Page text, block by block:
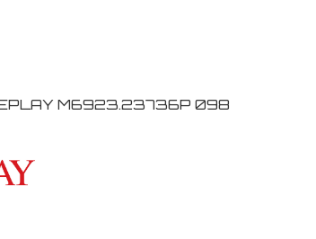
M6923.23736P 098